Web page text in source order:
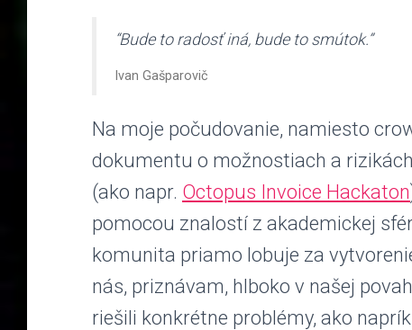
“Bude to radosť iná, bude to smútok.”
Ivan Gašparovič
Na moje počudovanie, namiesto
dokumentu o možnostiach a
(ako napr. Octopus Invoice Hackaton
pomocou znalostí z akademickej
komunita priamo lobuje za
nás, priznávam, hlboko v našej
riešili konkrétne problémy, ako